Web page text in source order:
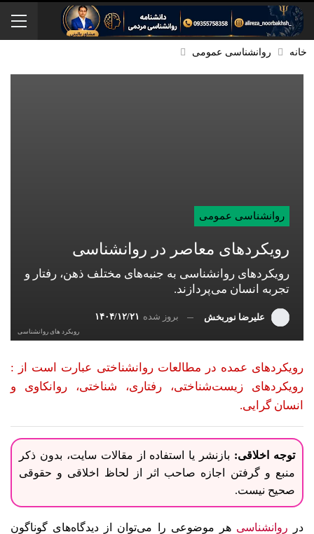
خانه روانشناسی عمومی
روانشناسی عمومی
رویکردهای معاصر در روانشناسی
رویکردهای روانشناسی به جنبه‌های مختلف ذهن، رفتار و
تجربه انسان می‌پردازند.
علیرضا نوربخش بروز شده ۱۴۰۴/۱۲/۲۱
رویکرد های روانشناسی
رویکردهای عمده در مطالعات روانشناختی عبارت است از :
رویکردهای زیست‌شناختی، رفتاری، شناختی، روانکاوی و
انسان گرایی.
توجه اخلاقی: بازنشر یا استفاده از مقالات سایت، بدون ذکر
منبع و گرفتن اجازه صاحب اثر از لحاظ اخلاقی و حقوقی
صحیح نیست.
در روانشناسی هر موضوعی را می‌توان از دیدگاه‌های گوناگون